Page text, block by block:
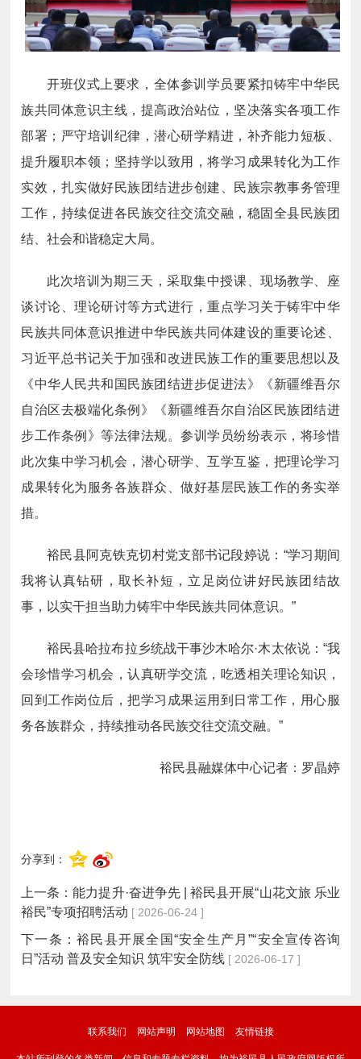
开班仪式上要求，全体参训学员要紧扣铸牢中华民
族共同体意识主线，提高政治站位，坚决落实各项工作
部署；严守培训纪律，潜心研学精进，补齐能力短板、
提升履职本领；坚持学以致用，将学习成果转化为工作
实效，扎实做好民族团结进步创建、民族宗教事务管理
工作，持续促进各民族交往交流交融，稳固全县民族团
结、社会和谐稳定大局。
此次培训为期三天，采取集中授课、现场教学、座
谈讨论、理论研讨等方式进行，重点学习关于铸牢中华
民族共同体意识推进中华民族共同体建设的重要论述、
习近平总书记关于加强和改进民族工作的重要思想以及
《中华人民共和国民族团结进步促进法》《新疆维吾尔
自治区去极端化条例》《新疆维吾尔自治区民族团结进
步工作条例》等法律法规。参训学员纷纷表示，将珍惜
此次集中学习机会，潜心研学、互学互鉴，把理论学习
成果转化为服务各族群众、做好基层民族工作的务实举
措。
裕民县阿克铁克切村党支部书记段婷说：“学习期间
我将认真钻研，取长补短，立足岗位讲好民族团结故
事，以实干担当助力铸牢中华民族共同体意识。”
裕民县哈拉布拉乡统战干事沙木哈尔·木太依说：“我
会珍惜学习机会，认真研学交流，吃透相关理论知识，
回到工作岗位后，把学习成果运用到日常工作，用心服
务各族群众，持续推动各民族交往交流交融。”
裕民县融媒体中心记者：罗晶婷
分享到：
上一条：能力提升·奋进争先 | 裕民县开展“山花文旅 乐业
裕民”专项招聘活动 [ 2026-06-24 ]
下一条：裕民县开展全国“安全生产月”“安全宣传咨询
日”活动 普及安全知识 筑牢安全防线 [ 2026-06-17 ]
联系我们 网站声明 网站地图 友情链接